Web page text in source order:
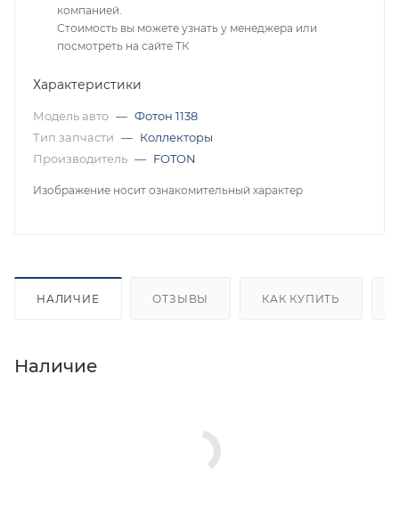
компанией.
Стоимость вы можете узнать у менеджера или
посмотреть на сайте ТК
Характеристики
Модель авто — Фотон 1138
Тип запчасти — Коллекторы
Производитель — FOTON
Изображение носит ознакомительный характер
НАЛИЧИЕ ОТЗЫВЫ КАК КУПИТЬ
Наличие